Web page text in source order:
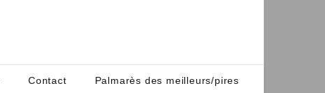
Contact Palmarès des meilleurs/pires